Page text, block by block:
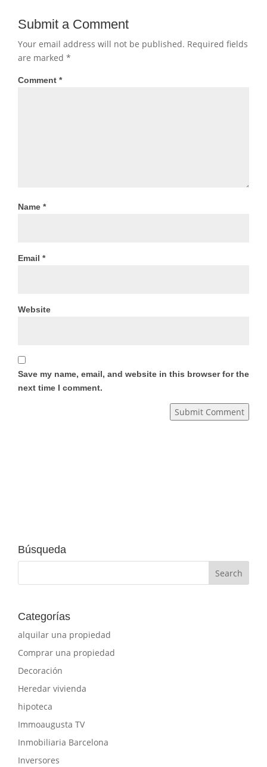
Submit a Comment
Your email address will not be published. Required fields
are marked *
Comment *
Name *
Email *
Website
Save my name, email, and website in this browser for the
next time I comment.
Submit Comment
Búsqueda
Categorías
alquilar una propiedad
Comprar una propiedad
Decoración
Heredar vivienda
hipoteca
Immoaugusta TV
Inmobiliaria Barcelona
Inversores